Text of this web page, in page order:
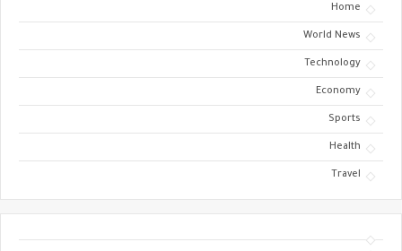
Home
World News
Technology
Economy
Sports
Health
Travel